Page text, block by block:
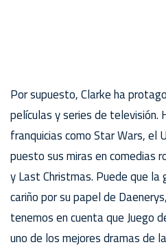
Por supuesto, Clarke ha
películas y series de televisión.
franquicias como Star Wars, el
puesto sus miras en comedias
y Last Christmas. Puede que la
cariño por su papel de
tenemos en cuenta que Juego
uno de los mejores dramas de